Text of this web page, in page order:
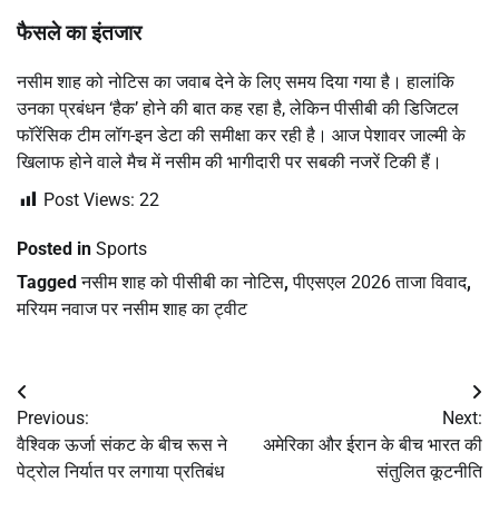
फैसले का इंतजार
नसीम शाह को नोटिस का जवाब देने के लिए समय दिया गया है। हालांकि
उनका प्रबंधन ‘हैक’ होने की बात कह रहा है, लेकिन पीसीबी की डिजिटल
फॉरेंसिक टीम लॉग-इन डेटा की समीक्षा कर रही है। आज पेशावर जाल्मी के
खिलाफ होने वाले मैच में नसीम की भागीदारी पर सबकी नजरें टिकी हैं।
Post Views: 22
Posted in Sports
Taggedनसीम शाह को पीसीबी का नोटिस,पीएसएल 2026 ताजा विवाद,
मरियम नवाज पर नसीम शाह का ट्वीट
Post
navigation
Previous:
वैश्विक ऊर्जा संकट के बीच रूस ने
पेट्रोल निर्यात पर लगाया प्रतिबंध
Next:
अमेरिका और ईरान के बीच भारत की
संतुलित कूटनीति